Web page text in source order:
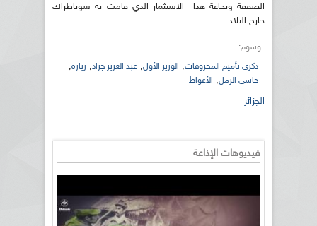
الصفقة ونجاعة هذا الاستثمار الذي قامت به سوناطراك
خارج البلاد.
وسوم:
ذكرى تأميم المحروقات, الوزير الأول, عبد العزيز جراد, زيارة,
حاسي الرمل, الأغواط
الجزائر
فيديوهات الإذاعة